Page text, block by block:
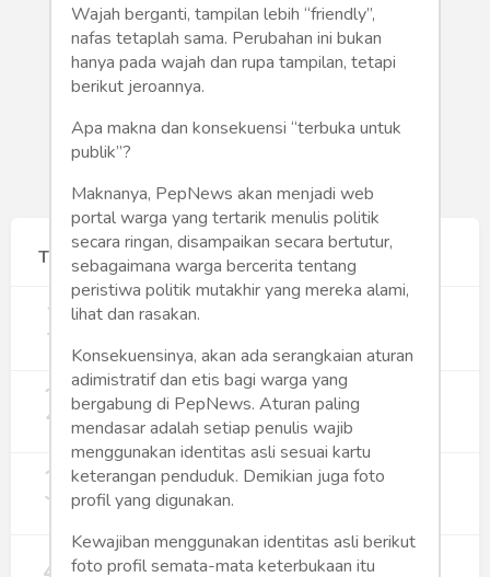
Tekno
Gaya
Wisata
Wanita
Terpopuler
1 Gerakan Sehat Berbasis Pesantren:
Pengabdian Masyarakat Prodi Spesialis
Keperawatan Medikal Bedah UNIMUS di
Pondok Pesantren Putra UNIMUS
Semarang
352
2 MBG dan Perannya dalam Perluasan
Lapangan Kerja
274
3 Digitalisasi Koperasi Merah Putih Buka
Peluang Ekonomi Baru di Desa
257
Rumah Subsidi dan Upaya Negara
Wajah berganti, tampilan lebih “friendly”,
nafas tetaplah sama. Perubahan ini bukan
hanya pada wajah dan rupa tampilan, tetapi
berikut jeroannya.
Apa makna dan konsekuensi “terbuka untuk
publik”?
Maknanya, PepNews akan menjadi web
portal warga yang tertarik menulis politik
secara ringan, disampaikan secara bertutur,
sebagaimana warga bercerita tentang
peristiwa politik mutakhir yang mereka alami,
lihat dan rasakan.
Konsekuensinya, akan ada serangkaian aturan
adimistratif dan etis bagi warga yang
bergabung di PepNews. Aturan paling
mendasar adalah setiap penulis wajib
menggunakan identitas asli sesuai kartu
keterangan penduduk. Demikian juga foto
profil yang digunakan.
Kewajiban menggunakan identitas asli berikut
foto profil semata-mata keterbukaan itu